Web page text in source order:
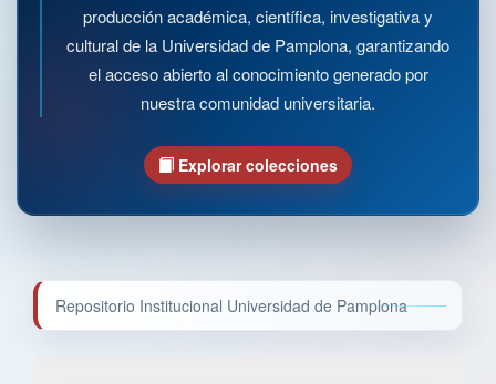
producción académica, científica, investigativa y
cultural de la Universidad de Pamplona, garantizando
el acceso abierto al conocimiento generado por
nuestra comunidad universitaria.
Explorar colecciones
Repositorio Institucional Universidad de Pamplona